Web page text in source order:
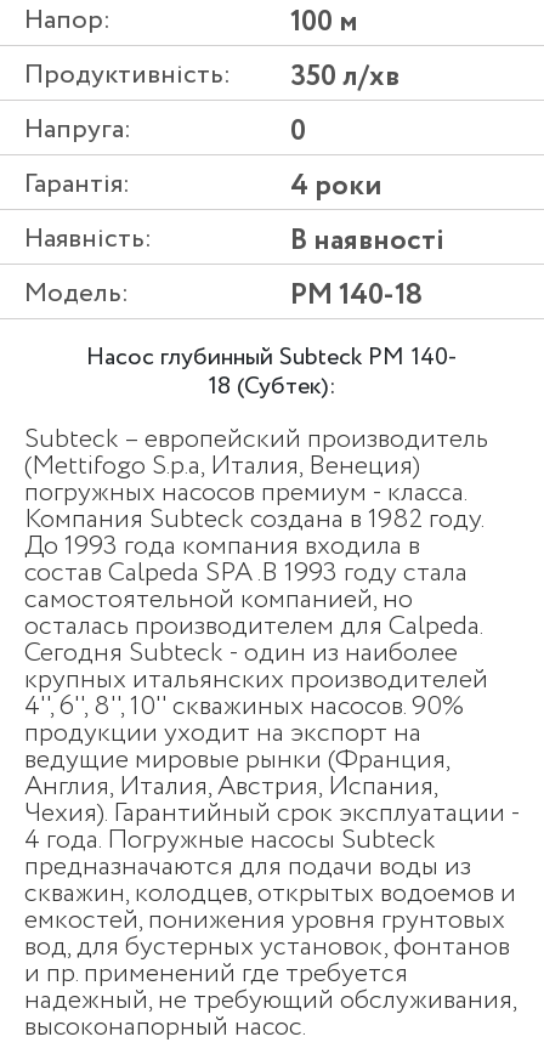
Напор: 100 м
Продуктивність: 350 л/хв
Напруга: 0
Гарантія: 4 роки
Наявність: В наявності
Модель: PM 140-18
Насос глубинный Subteck PM 140-
18 (Субтек):
Subteck – европейский производитель
(Mettifogo S.p.a, Италия, Венеция)
погружных насосов премиум - класса.
Компания Subteck создана в 1982 году.
До 1993 года компания входила в
состав Calpeda SPA .В 1993 году стала
самостоятельной компанией, но
осталась производителем для Calpeda.
Сегодня Subteck - один из наиболее
крупных итальянских производителей
4'', 6'', 8'', 10'' скважиных насосов. 90%
продукции уходит на экспорт на
ведущие мировые рынки (Франция,
Англия, Италия, Австрия, Испания,
Чехия). Гарантийный срок эксплуатации -
4 года. Погружные насосы Subteck
предназначаются для подачи воды из
скважин, колодцев, открытых водоемов и
емкостей, понижения уровня грунтовых
вод, для бустерных установок, фонтанов
и пр. применений где требуется
надежный, не требующий обслуживания,
высоконапорный насос.